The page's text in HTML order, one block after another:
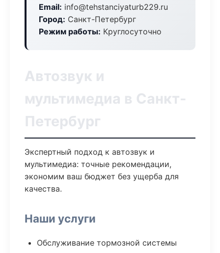
Email: info@tehstanciyaturb229.ru
Город: Санкт-Петербург
Режим работы: Круглосуточно
Автозвук и
мультимедиа в Санкт-
Петербург
Экспертный подход к автозвук и
мультимедиа: точные рекомендации,
экономим ваш бюджет без ущерба для
качества.
Наши услуги
Обслуживание тормозной системы